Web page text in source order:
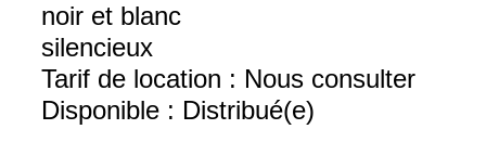
noir et blanc
silencieux
Tarif de location : Nous consulter
Disponible : Distribué(e)